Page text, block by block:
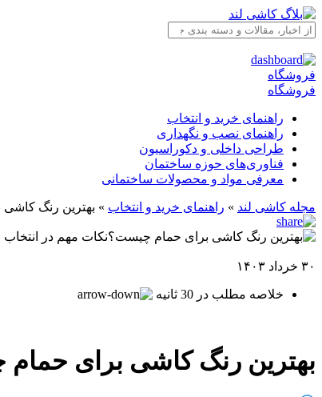
فروشگاه
فروشگاه
راهنمای خرید و انتخاب
راهنمای نصب و نگهداری
طراحی داخلی و دکوراسیون
فناوری‌های حوزه ساختمان
معرفی مواد و محصولات ساختمانی
مجله کاشی لند » راهنمای خرید و انتخاب » بهترین رنگ
۳۰ خرداد ۱۴۰۳
خلاصه مطلب در 30 ثانیه
بهترین رنگ کاشی برای